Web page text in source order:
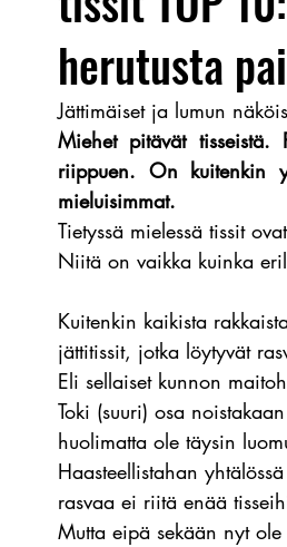
herutusta
Jättimäiset ja lumun
Miehet pitävät tisseistä.
riippuen. On kuitenkin
mieluisimmat.
Tietyssä mielessä tissit
Niitä on vaikka kuinka
Kuitenkin kaikista
jättitissit, jotka löytyvät
Eli sellaiset kunnon
Toki (suuri) osa
huolimatta ole täysin
Haasteellistahan
rasvaa ei riitä enää
Mutta eipä sekään nyt